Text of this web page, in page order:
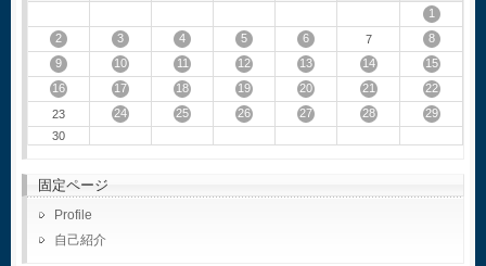
1
2
3 4 5 6 7
8
9
10 11 12 13 14
15
16
17 18 19 20 21
22
23
24 25 26 27 28
29
30
固定ページ
Profile
自己紹介